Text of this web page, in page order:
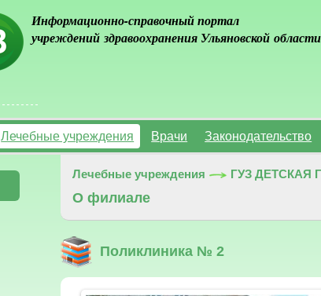
Информационно-справочный портал
учреждений здравоохранения Ульяновской области
Лечебные учреждения Врачи Законодательство
Лечебные учреждения ГУЗ ДЕТСКАЯ
О филиале
Поликлиника № 2